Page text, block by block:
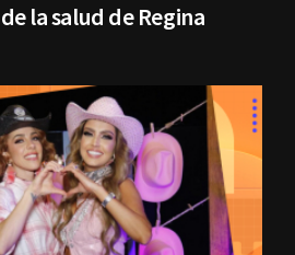
la salud de Regina